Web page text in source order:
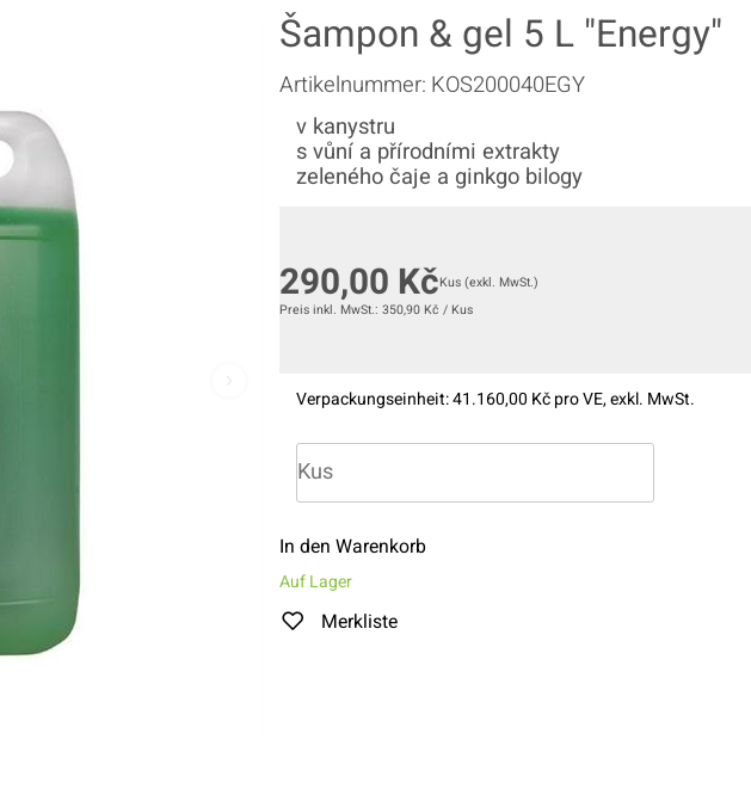
Šampon & gel 5 L "Energy"
Artikelnummer: KOS200040EGY
v kanystru
s vůní a přírodními extrakty
zeleného čaje a ginkgo bilogy
290,00 KčKus (exkl. MwSt.)
Preis inkl. MwSt.: 350,90 Kč / Kus
Verpackungseinheit:41.160,00 Kč pro VE, exkl. MwSt.
In den Warenkorb
Auf Lager
Merkliste